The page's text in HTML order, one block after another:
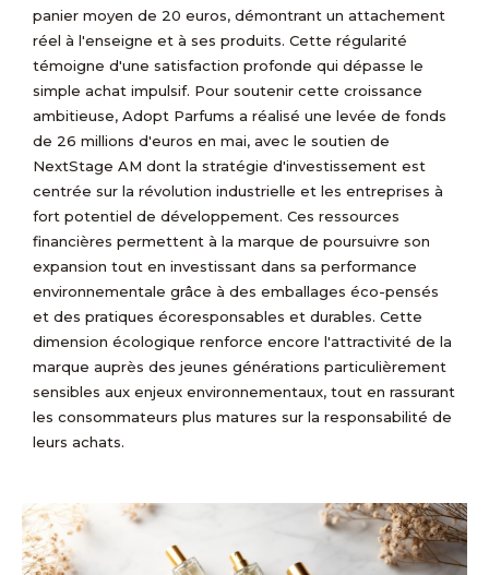
panier moyen de 20 euros, démontrant un attachement
réel à l'enseigne et à ses produits. Cette régularité
témoigne d'une satisfaction profonde qui dépasse le
simple achat impulsif. Pour soutenir cette croissance
ambitieuse, Adopt Parfums a réalisé une levée de fonds
de 26 millions d'euros en mai, avec le soutien de
NextStage AM dont la stratégie d'investissement est
centrée sur la révolution industrielle et les entreprises à
fort potentiel de développement. Ces ressources
financières permettent à la marque de poursuivre son
expansion tout en investissant dans sa performance
environnementale grâce à des emballages éco-pensés
et des pratiques écoresponsables et durables. Cette
dimension écologique renforce encore l'attractivité de la
marque auprès des jeunes générations particulièrement
sensibles aux enjeux environnementaux, tout en rassurant
les consommateurs plus matures sur la responsabilité de
leurs achats.